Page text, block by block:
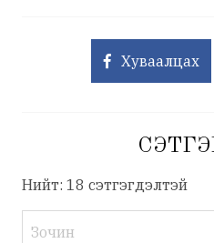
Хуваалцах
Нийт: 18 сэтгэгдэлтэй